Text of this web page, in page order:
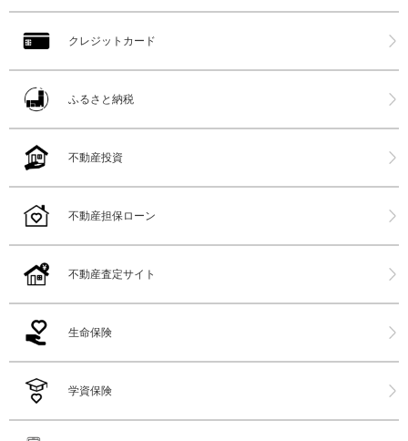
クレジットカード
ふるさと納税
不動産投資
不動産担保ローン
不動産査定サイト
生命保険
学資保険